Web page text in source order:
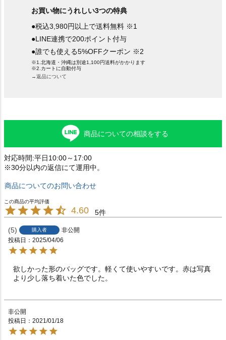
お買い物にうれしい3つの特典
●税込3,980円以上で送料無料 ※1
●LINE連携で200ポイント付与
●誰でも使える5%OFFクーポン ※2
※1.北海道・沖縄は別途1,100円送料がかかります
※2.カートに自動付与
→返品について
商品についての相談をする
対応時間:平日10:00～17:00
※30分以内の返信にて運用中。
商品についてのお問い合わせ
4.60 5
5 購入者
非公開
投稿日
2025/04/06
欲しかった形のバッグです。軽くて使いやすいです。赤は写真
より少し落ち着いた色でした。
非公開
投稿日
2021/01/18